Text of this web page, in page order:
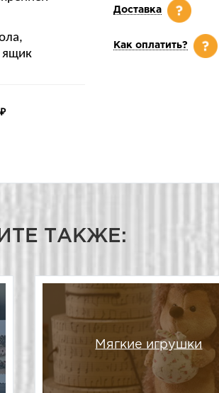
ящик
₽
Доставка
Как оплатить?
ТАКЖЕ:
Мягкие игрушки